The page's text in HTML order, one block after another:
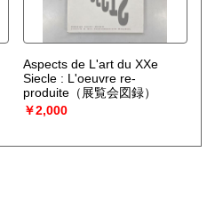
Aspects de L'art du XXe
Siecle : L'oeuvre re-
produite（展覧会図録）
￥2,000